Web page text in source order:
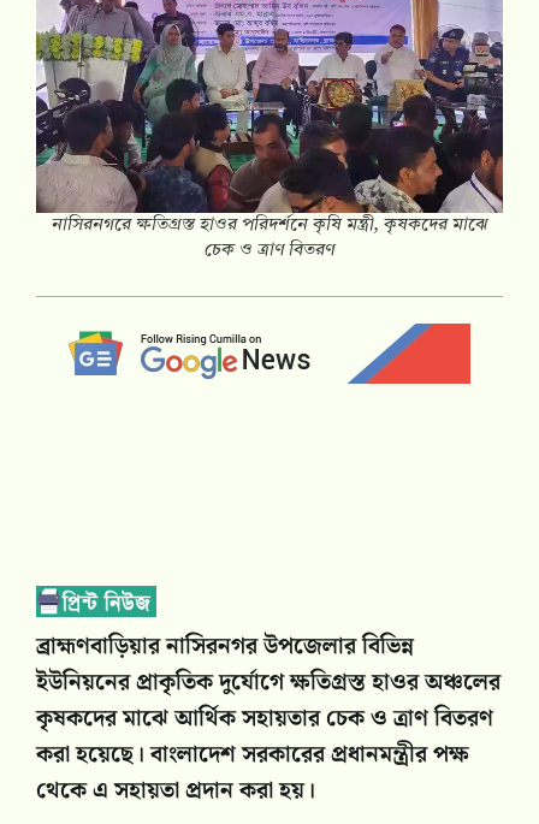
নাসিরনগরে ক্ষতিগ্রস্ত হাওর পরিদর্শনে কৃষি মন্ত্রী, কৃষকদের মাঝে
চেক ও ত্রাণ বিতরণ
ব্রাহ্মণবাড়িয়ার নাসিরনগর উপজেলার বিভিন্ন
ইউনিয়নের প্রাকৃতিক দুর্যোগে ক্ষতিগ্রস্ত হাওর অঞ্চলের
কৃষকদের মাঝে আর্থিক সহায়তার চেক ও ত্রাণ বিতরণ
করা হয়েছে। বাংলাদেশ সরকারের প্রধানমন্ত্রীর পক্ষ
থেকে এ সহায়তা প্রদান করা হয়।